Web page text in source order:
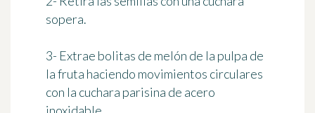
sopera.
3- Extrae bolitas de melón de la pulpa de
la fruta haciendo movimientos circulares
con la cuchara parisina de acero